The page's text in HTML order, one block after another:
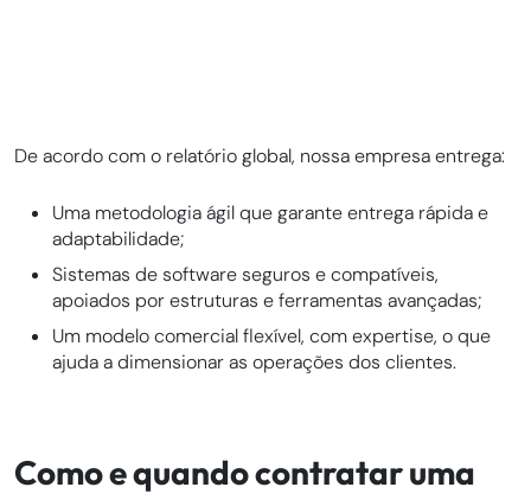
De acordo com o relatório global, nossa empresa entrega:
Uma metodologia ágil que garante entrega rápida e
adaptabilidade;
Sistemas de software seguros e compatíveis,
apoiados por estruturas e ferramentas avançadas;
Um modelo comercial flexível, com expertise, o que
ajuda a dimensionar as operações dos clientes.
Como e quando contratar uma